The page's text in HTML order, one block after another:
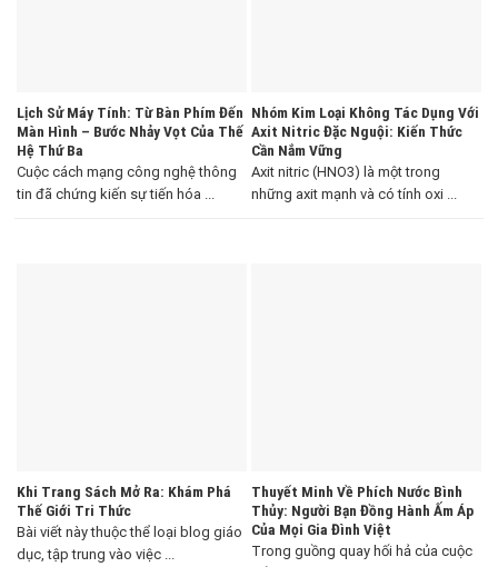
Lịch Sử Máy Tính: Từ Bàn Phím Đến
Màn Hình – Bước Nhảy Vọt Của Thế
Hệ Thứ Ba
Cuộc cách mạng công nghệ thông
tin đã chứng kiến sự tiến hóa ...
Nhóm Kim Loại Không Tác Dụng Với
Axit Nitric Đặc Nguội: Kiến Thức
Cần Nắm Vững
Axit nitric (HNO3) là một trong
những axit mạnh và có tính oxi ...
Khi Trang Sách Mở Ra: Khám Phá
Thế Giới Tri Thức
Bài viết này thuộc thể loại blog giáo
dục, tập trung vào việc ...
Thuyết Minh Về Phích Nước Bình
Thủy: Người Bạn Đồng Hành Ấm Áp
Của Mọi Gia Đình Việt
Trong guồng quay hối hả của cuộc